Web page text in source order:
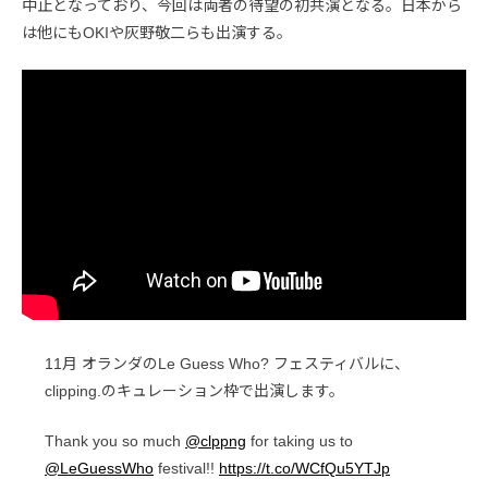
中止となっており、今回は両者の待望の初共演となる。日本から
は他にもOKIや灰野敬二らも出演する。
11月 オランダのLe Guess Who? フェスティバルに、
clipping.のキュレーション枠で出演します。
Thank you so much @clppng for taking us to
@LeGuessWho festival!! https://t.co/WCfQu5YTJp